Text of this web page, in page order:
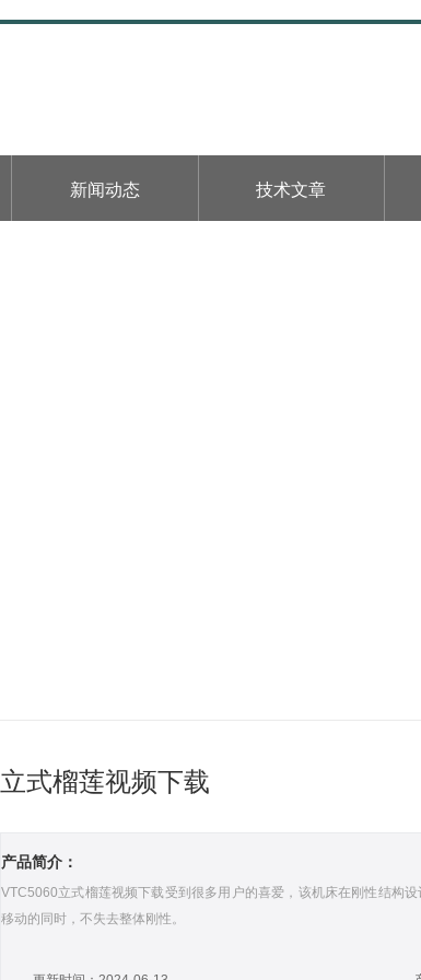
新闻动态 技术文章
立式榴莲视频下载
产品简介：
VTC5060立式榴莲视频下载受到很多用户的喜爱，该机床在刚性结构设计
移动的同时，不失去整体刚性。